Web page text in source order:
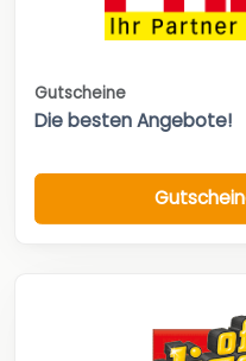
Gutscheine
Die besten Angebote!